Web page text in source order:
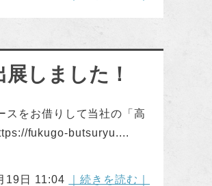
しました！
スをお借りして当社の「高
fukugo-butsuryu....
19日 11:04 ｜続きを読む｜